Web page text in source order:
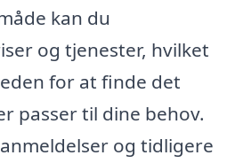
kan du
og tjenester, hvilket
for at finde det
passer til dine behov.
og tidligere